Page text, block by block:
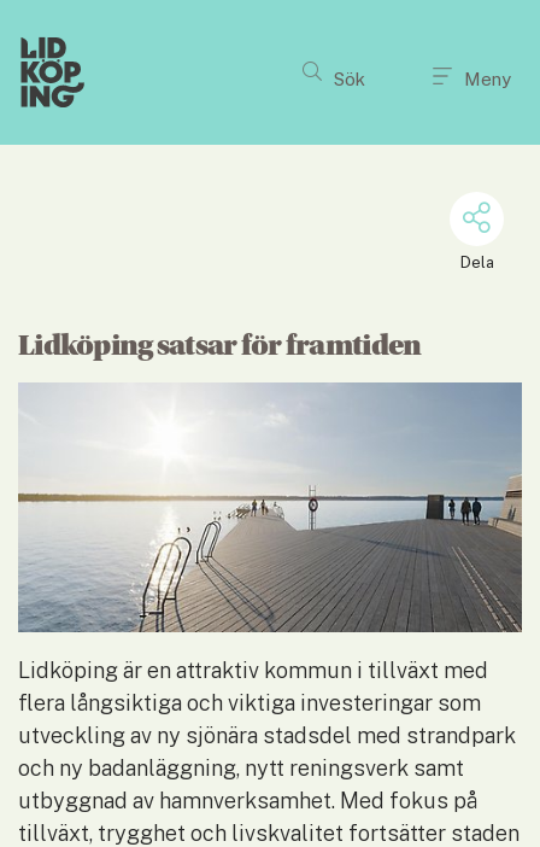
Sök Meny
Dela
Lidköping satsar för framtiden
Lidköping är en attraktiv kommun i tillväxt med
flera långsiktiga och viktiga investeringar som
utveckling av ny sjönära stadsdel med strandpark
och ny badanläggning, nytt reningsverk samt
utbyggnad av hamnverksamhet. Med fokus på
tillväxt, trygghet och livskvalitet fortsätter staden